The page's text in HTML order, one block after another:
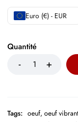
Euro (€) - EUR
Quantité
Tags: oeuf, oeuf vibrant